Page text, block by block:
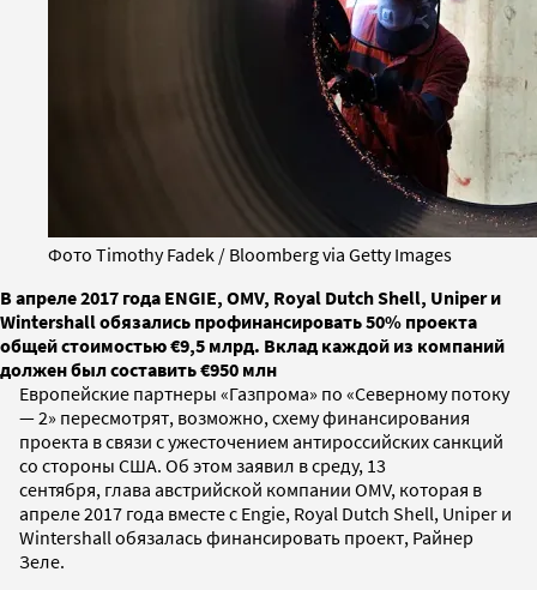
Фото Timothy Fadek / Bloomberg via Getty Images
В апреле 2017 года ENGIE, OMV, Royal Dutch Shell, Uniper и
Wintershall обязались профинансировать 50% проекта
общей стоимостью €9,5 млрд. Вклад каждой из компаний
должен был составить €950 млн
Европейские партнеры «Газпрома» по «Северному потоку
— 2» пересмотрят, возможно, схему финансирования
проекта в связи с ужесточением антироссийских санкций
со стороны США. Об этом заявил в среду, 13
сентября, глава австрийской компании OMV, которая в
апреле 2017 года вместе с Engie, Royal Dutch Shell, Uniper и
Wintershall обязалась финансировать проект, Райнер
Зеле.